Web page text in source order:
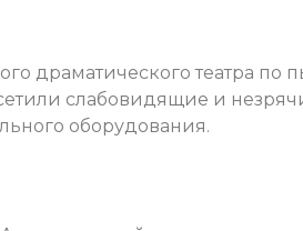
драматического театра по
слабовидящие и
оборудования.